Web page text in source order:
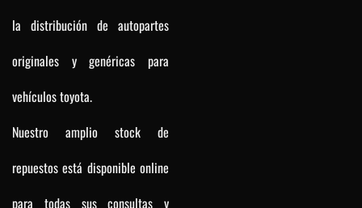
la distribución de autopartes
originales y genéricas para
vehículos toyota.
Nuestro amplio stock de
repuestos está disponible online
para todas sus consultas y